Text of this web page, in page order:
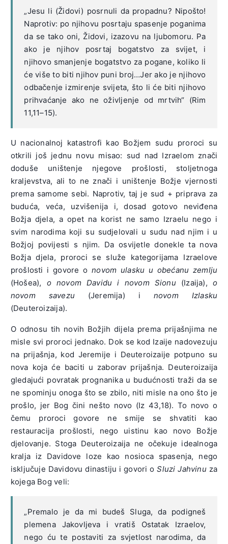
„Jesu li (Židovi) posrnuli da propadnu? Nipošto!
Naprotiv: po njihovu posrtaju spasenje poganima
da se tako oni, Židovi, izazovu na ljubomoru. Pa
ako je njihov posrtaj bogatstvo za svijet, i
njihovo smanjenje bogatstvo za pogane, koliko li
će više to biti njihov puni broj…Jer ako je njihovo
odbačenje izmirenje svijeta, što li će biti njihovo
prihvaćanje ako ne oživljenje od mrtvih“ (Rim
11,11–15).
U nacionalnoj katastrofi kao Božjem sudu proroci su
otkrili još jednu novu misao: sud nad Izraelom znači
doduše uništenje njegove prošlosti, stoljetnoga
kraljevstva, ali to ne znači i uništenje Božje vjernosti
prema samome sebi. Naprotiv, taj je sud + priprava za
buduća, veća, uzvišenija i, dosad gotovo neviđena
Božja djela, a opet na korist ne samo Izraelu nego i
svim narodima koji su sudjelovali u sudu nad njim i u
Božjoj povijesti s njim. Da osvijetle donekle ta nova
Božja djela, proroci se služe kategorijama Izraelove
prošlosti i govore onovom ulasku u obećanu zemlju
(Hošea), o novom Davidu i novom Sionu(Izaija), o
novom savezu(Jeremija) i novom Izlasku
(Deuteroizaija).
O odnosu tih novih Božjih dijela prema prijašnjima ne
misle svi proroci jednako. Dok se kod Izaije nadovezuju
na prijašnja, kod Jeremije i Deuteroizaije potpuno su
nova koja će baciti u zaborav prijašnja. Deuteroizaija
gledajući povratak prognanika u budućnosti traži da se
ne spominju onoga što se zbilo, niti misle na ono što je
prošlo, jer Bog čini nešto novo (Iz 43,18). To novo o
čemu proroci govore ne smije se shvatiti kao
restauracija prošlosti, nego uistinu kao novo Božje
djelovanje. Stoga Deuteroizaija ne očekuje idealnoga
kralja iz Davidove loze kao nosioca spasenja, nego
isključuje Davidovu dinastiju i govori oSluzi Jahvinuza
kojega Bog veli:
„Premalo je da mi budeš Sluga, da podigneš
plemena Jakovljeva i vratiš Ostatak Izraelov,
nego ću te postaviti za svjetlost narodima, da